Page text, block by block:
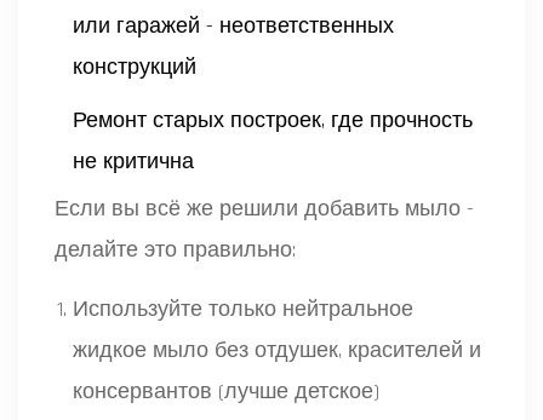
или гаражей - неответственных
конструкций
Ремонт старых построек, где прочность
не критична
Если вы всё же решили добавить мыло -
делайте это правильно:
Используйте только нейтральное
жидкое мыло без отдушек, красителей и
консервантов (лучше детское)